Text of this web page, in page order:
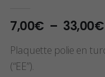
7,00€ – 33,00€
Plaquette polie en
(“EE”).